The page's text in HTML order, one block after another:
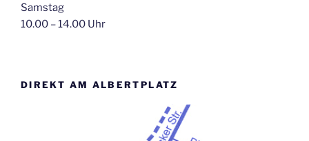
Samstag
10.00 – 14.00 Uhr
DIREKT AM ALBERTPLATZ